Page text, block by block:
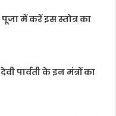
में करें इस स्तोत्र का
पार्वती के इन मंत्रों का